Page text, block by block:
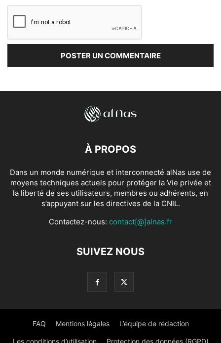
À PROPOS
Dans un monde numérique et interconnecté alNas use de
moyens techniques actuels pour protéger la Vie privée et
la liberté de ses utilisateurs, membres ou adhérents, en
s’appuyant sur les directives de la CNIL.
Contactez-nous: contact[@]alnas.fr
SUIVEZ NOUS
FAQ Mentions légales L’équipe de rédaction
Les conditions d’utilisation Protection des données (RGPD)